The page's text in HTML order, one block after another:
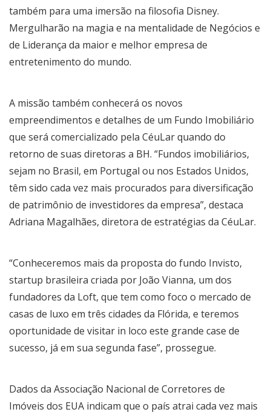
também para uma imersão na filosofia Disney.
Mergulharão na magia e na mentalidade de Negócios e
de Liderança da maior e melhor empresa de
entretenimento do mundo.
A missão também conhecerá os novos
empreendimentos e detalhes de um Fundo Imobiliário
que será comercializado pela CéuLar quando do
retorno de suas diretoras a BH. “Fundos imobiliários,
sejam no Brasil, em Portugal ou nos Estados Unidos,
têm sido cada vez mais procurados para diversificação
de patrimônio de investidores da empresa”, destaca
Adriana Magalhães, diretora de estratégias da CéuLar.
“Conheceremos mais da proposta do fundo Invisto,
startup brasileira criada por João Vianna, um dos
fundadores da Loft, que tem como foco o mercado de
casas de luxo em três cidades da Flórida, e teremos
oportunidade de visitar in loco este grande case de
sucesso, já em sua segunda fase”, prossegue.
Dados da Associação Nacional de Corretores de
Imóveis dos EUA indicam que o país atrai cada vez mais